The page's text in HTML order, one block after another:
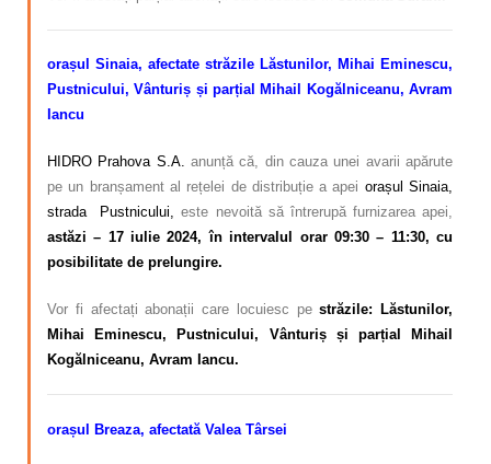
orașul Sinaia, afectate străzile Lăstunilor, Mihai Eminescu,
Pustnicului, Vânturiș și parțial Mihail Kogălniceanu, Avram
Iancu
HIDRO Prahova S.A. anunță că, din cauza unei avarii apărute
pe un branșament al rețelei de distribuție a apei orașul Sinaia,
strada Pustnicului, este nevoită să întrerupă furnizarea apei,
astăzi – 17 iulie 2024, în intervalul orar 09:30 – 11:30, cu
posibilitate de prelungire.
Vor fi afectați abonații care locuiesc pestrăzile: Lăstunilor,
Mihai Eminescu, Pustnicului, Vânturiș și parțial Mihail
Kogălniceanu, Avram Iancu.
orașul Breaza, afectată Valea Târsei